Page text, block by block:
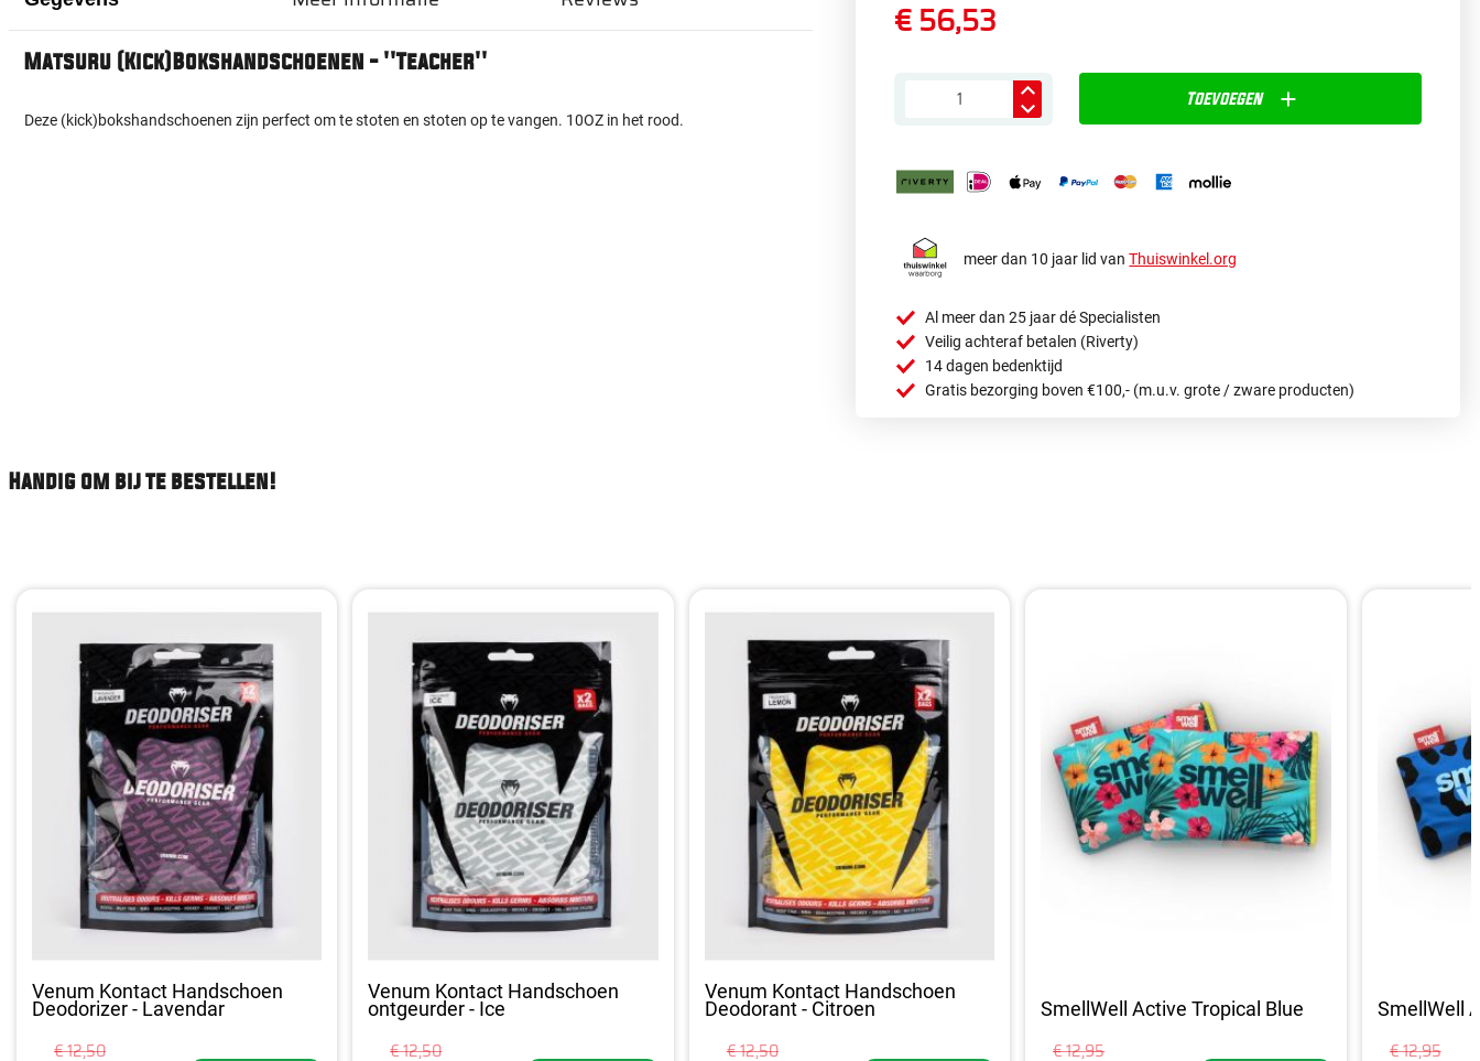
€ 56,53
Toevoegen
meer dan 10 jaar lid vanThuiswinkel.org
Al meer dan 25 jaar dé Specialisten
Veilig achteraf betalen (Riverty)
14 dagen bedenktijd
Gratis bezorging boven €100,- (m.u.v. grote / zware producten)
Matsuru (Kick)Bokshandschoenen - ''Teacher''
Deze (kick)bokshandschoenen zijn perfect om te stoten en stoten op te vangen. 10OZ in het rood.
Handig om bij te bestellen!
Venum Kontact Handschoen
Deodorizer - Lavendar
€ 12,50
Venum Kontact Handschoen
ontgeurder - Ice
€ 12,50
Venum Kontact Handschoen
Deodorant - Citroen
€ 12,50
SmellWell Active Tropical Blue
€ 12,95
SmellWell
€ 12,95